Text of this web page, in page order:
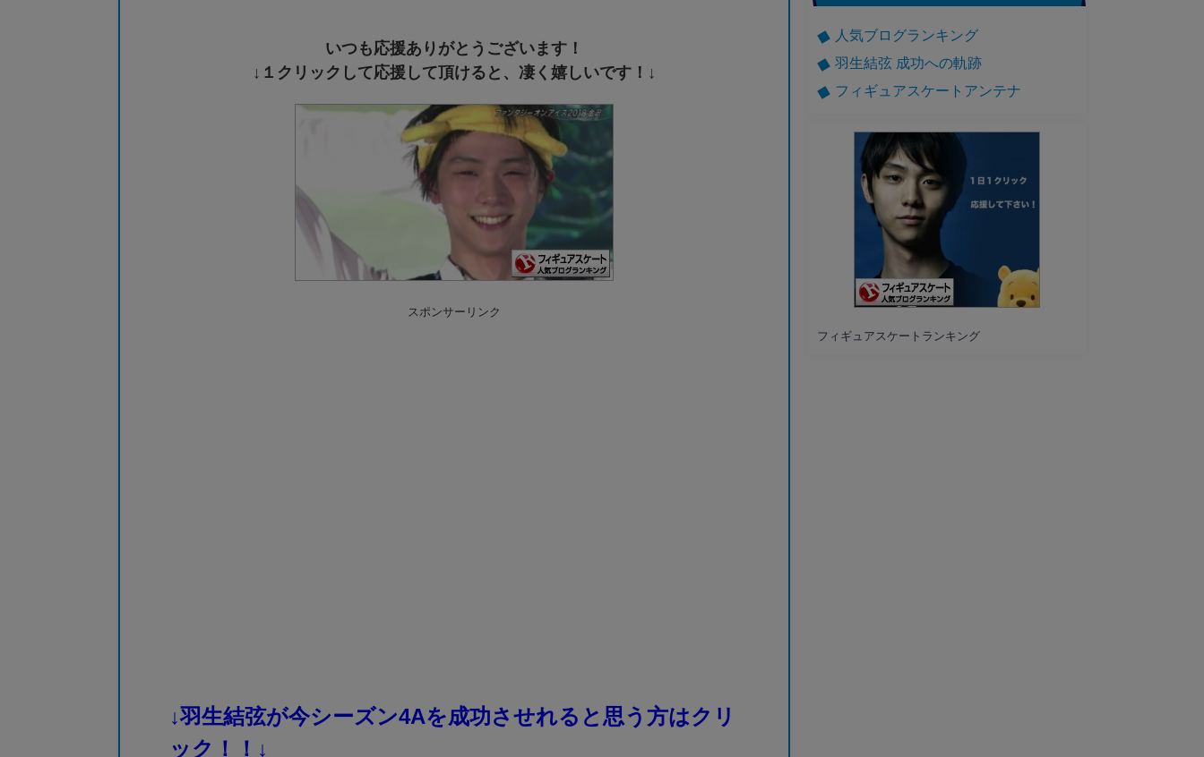
いつも応援ありがとうございます！
↓１クリックして応援して頂けると、凄く嬉しいです！↓
スポンサーリンク
↓羽生結弦が今シーズン4Aを成功させれると思う方はクリ
ック！！↓
人気ブログランキング
羽生結弦 成功への軌跡
フィギュアスケートアンテナ
フィギュアスケートランキング